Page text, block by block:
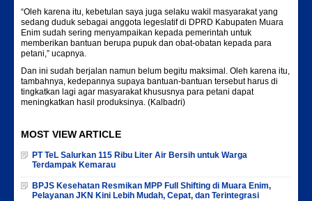
“Oleh karena itu, kebetulan saya juga selaku wakil masyarakat yang
sedang duduk sebagai anggota legeslatif di DPRD Kabupaten Muara
Enim sudah sering menyampaikan kepada pemerintah untuk
memberikan bantuan berupa pupuk dan obat-obatan kepada para
petani,” ucapnya.
Dan ini sudah berjalan namun belum begitu maksimal. Oleh karena itu,
tambahnya, kedepannya supaya bantuan-bantuan tersebut harus di
tingkatkan lagi agar masyarakat khususnya para petani dapat
meningkatkan hasil produksinya. (Kalbadri)
MOST VIEW ARTICLE
PT TeL Salurkan 115 Ribu Liter Air Bersih untuk Warga
Terdampak Kemarau
BPJS Kesehatan Resmikan MPP Full Shifting di Muara Enim,
Pelayanan JKN Kini Lebih Mudah, Cepat, dan Terintegrasi